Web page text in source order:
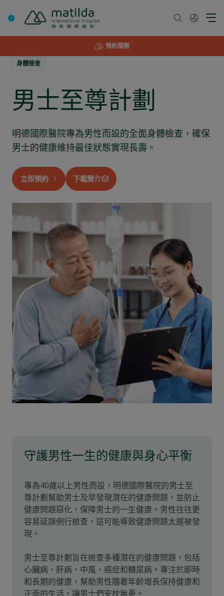
預約服務
身體檢查
男士至尊計劃
明德國際醫院專為男性而設的全面身體檢查，確保
男士的健康維持最佳狀態實現長壽。
立即預約 下載簡介
守護男性一生的健康與身心平衡
專為40歲以上男性而設，明德國際醫院的男士至
尊計劃幫助男士及早發現潛在的健康問題，並防止
健康問題惡化，保障男士的一生健康。男性往往更
容易延誤例行檢查，這可能導致健康問題太遲被發
現。
男士至尊計劃旨在檢查多種潛在的健康問題，包括
心臟病、肝病、中風、癌症和糖尿病。專注於即時
和長期的健康，幫助男性隨着年齡增長保持健康和
正面的生活，讓男士們安枕無憂。